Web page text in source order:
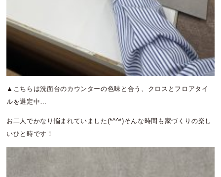
▲こちらは洗面台のカウンターの色味と合う、クロスとフロアタイ
ルを選定中…
お二人でかなり悩まれていました(*^^*)そんな時間も家づくりの楽し
いひと時です！